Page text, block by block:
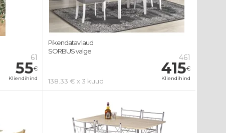
61
55€
Kliendihind
461
415€
Kliendihind
138.33 € x 3 kuud
Pikendatav laud
SORBUS valge